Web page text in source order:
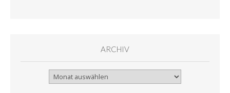
ARCHIV
Archiv